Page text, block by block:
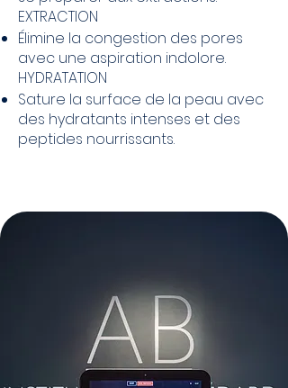
EXTRACTION
Élimine la congestion des pores
avec une aspiration indolore.
HYDRATATION
Sature la surface de la peau avec
des hydratants intenses et des
peptides nourrissants.